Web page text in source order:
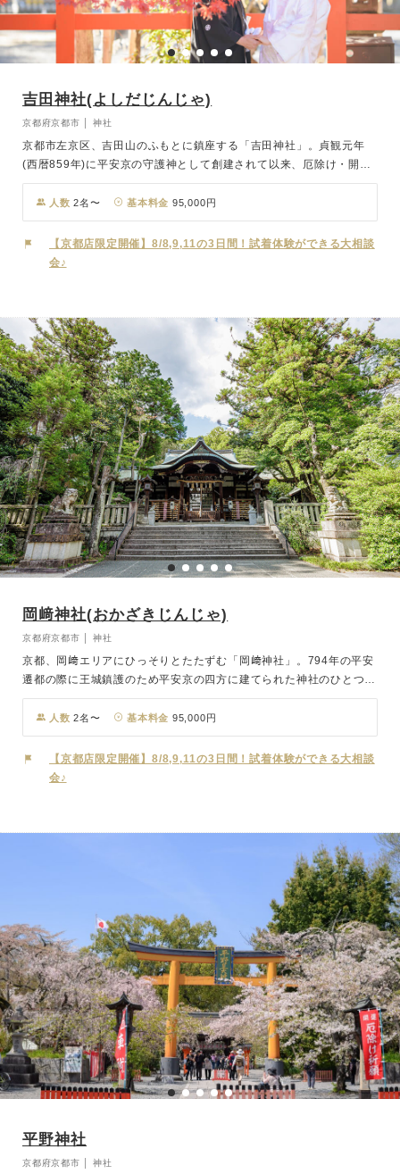
吉田神社(よしだじんじゃ)
京都府京都市 │ 神社
京都市左京区、吉田山のふもとに鎮座する「吉田神社」。貞観元年
(西暦859年)に平安京の守護神として創建されて以来、厄除け・開運
の神様として多くの崇敬を集めてきました。節分祭発祥の神社の地と
しても有名で、室町時代より続く節分祭は京洛の一大行事として大変
賑わいます。 本宮の御祭神は4柱。なかでも第三殿の天之子八根命
(あめのこやねのみこと)と第四殿の比売神(ひめがみ)は夫婦神とし
て、良縁や夫婦和合の御神徳を授けてくださいます。また境内にある
ます。 豊かな自然に朱色の神殿が美しく、清らかな空気に包まれた
神前式を挙げていただけます。
人数 2名〜 基本料金 95,000円
【京都店限定開催】8/8,9,11の3日間！試着体験ができる大相談
会♪
岡﨑神社(おかざきじんじゃ)
京都府京都市 │ 神社
京都、岡﨑エリアにひっそりとたたずむ「岡﨑神社」。794年の平安
遷都の際に王城鎮護のため平安京の四方に建てられた神社のひとつ
で、都の東に鎮座することから東天王と称されています。ご祭神は速
素盞鳴尊(すさのおのみこと)と奇稲田姫命(くしなだひめのみこと)、
そして二神から生まれた三女五男の八柱御子神(やはしらのみこがみ)
です。たくさんの御子神をもうけられたことから、縁結び・子授け安
産のご神徳があります。当時は境内をはじめ付近一帯が野うさぎの生
人数 2名〜 基本料金 95,000円
【京都店限定開催】8/8,9,11の3日間！試着体験ができる大相談
会♪
平野神社
京都府京都市 │ 神社